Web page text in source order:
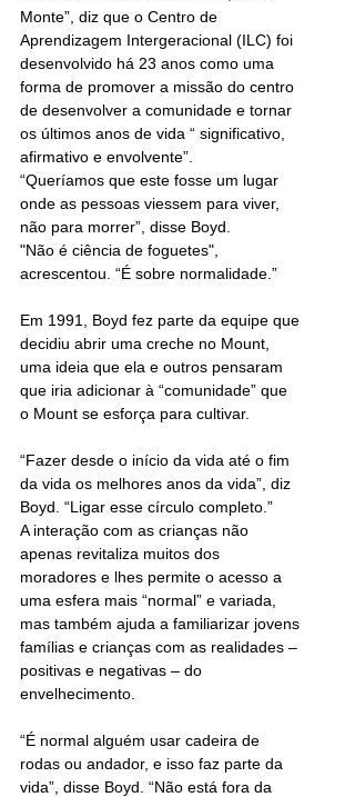
Monte”, diz que o Centro de
Aprendizagem Intergeracional (ILC) foi
desenvolvido há 23 anos como uma
forma de promover a missão do centro
de desenvolver a comunidade e tornar
os últimos anos de vida “ significativo,
afirmativo e envolvente”.
“Queríamos que este fosse um lugar
onde as pessoas viessem para viver,
não para morrer”, disse Boyd.
"Não é ciência de foguetes",
acrescentou. “É sobre normalidade.”
Em 1991, Boyd fez parte da equipe que
decidiu abrir uma creche no Mount,
uma ideia que ela e outros pensaram
que iria adicionar à “comunidade” que
o Mount se esforça para cultivar.
“Fazer desde o início da vida até o fim
da vida os melhores anos da vida”, diz
Boyd. “Ligar esse círculo completo.”
A interação com as crianças não
apenas revitaliza muitos dos
moradores e lhes permite o acesso a
uma esfera mais “normal” e variada,
mas também ajuda a familiarizar jovens
famílias e crianças com as realidades –
positivas e negativas – do
envelhecimento.
“É normal alguém usar cadeira de
rodas ou andador, e isso faz parte da
vida”, disse Boyd. “Não está fora da